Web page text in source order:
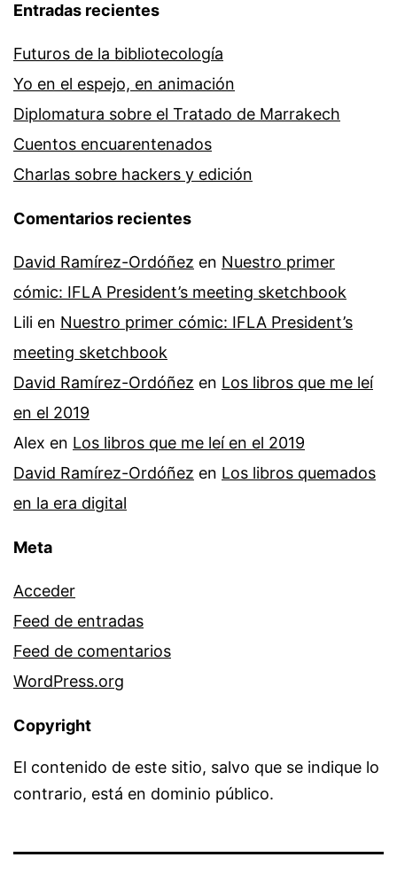
Entradas recientes
Futuros de la bibliotecología
Yo en el espejo, en animación
Diplomatura sobre el Tratado de Marrakech
Cuentos encuarentenados
Charlas sobre hackers y edición
Comentarios recientes
David Ramírez-Ordóñez en Nuestro primer
cómic: IFLA President’s meeting sketchbook
Lili en Nuestro primer cómic: IFLA President’s
meeting sketchbook
David Ramírez-Ordóñez en Los libros que me leí
en el 2019
Alex en Los libros que me leí en el 2019
David Ramírez-Ordóñez en Los libros quemados
en la era digital
Meta
Acceder
Feed de entradas
Feed de comentarios
WordPress.org
Copyright
El contenido de este sitio, salvo que se indique lo
contrario, está en dominio público.